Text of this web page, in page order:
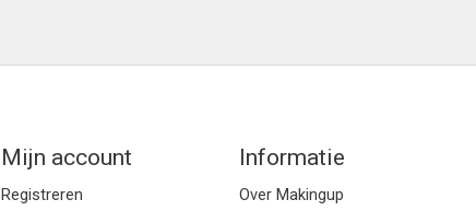
Mijn account
Registreren
Informatie
Over Makingup